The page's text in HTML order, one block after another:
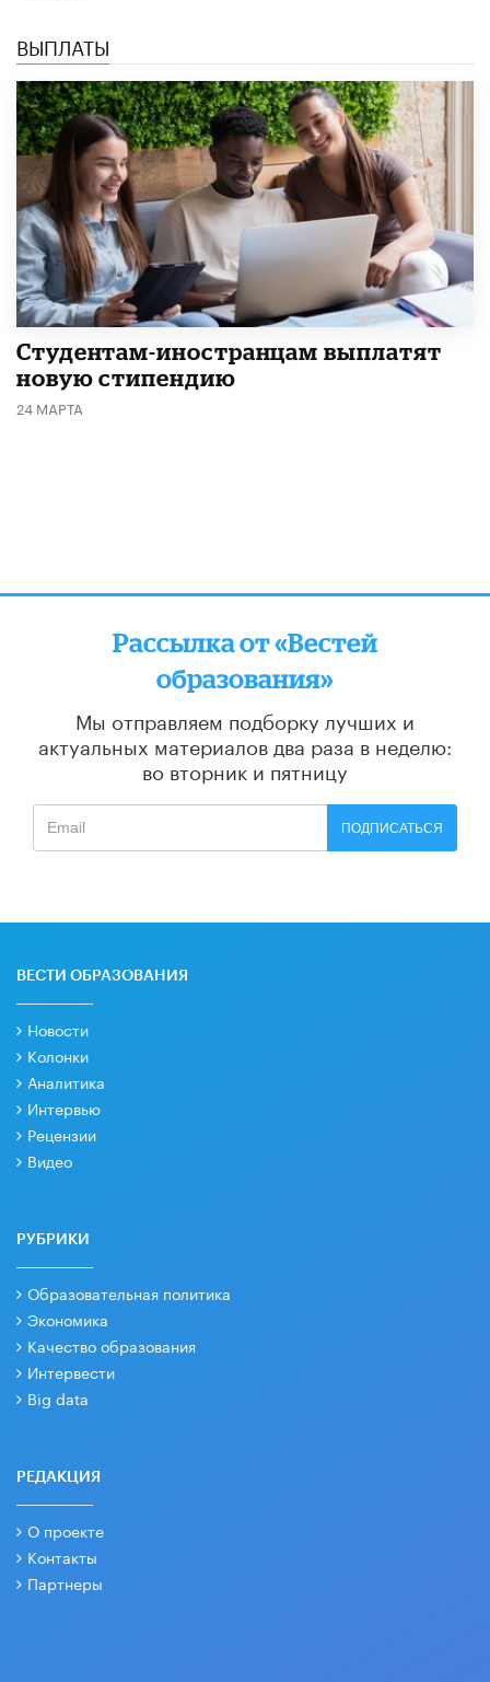
ВЫПЛАТЫ
Студентам-иностранцам выплатят
новую стипендию
24 МАРТА
Рассылка от «Вестей
образования»
Мы отправляем подборку лучших и
актуальных материалов два раза в неделю:
во вторник и пятницу
ПОДПИСАТЬСЯ
ВЕСТИ ОБРАЗОВАНИЯ
Новости
Колонки
Аналитика
Интервью
Рецензии
Видео
РУБРИКИ
Образовательная политика
Экономика
Качество образования
Интервести
Big data
РЕДАКЦИЯ
О проекте
Контакты
Партнеры